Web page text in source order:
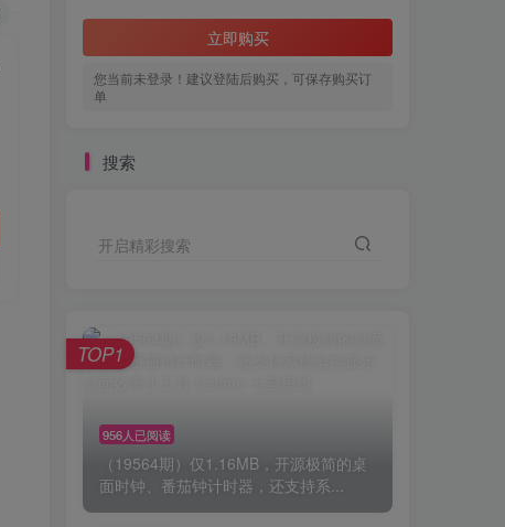
立即购买
您当前未登录！建议登陆后购买，可保存购买订
单
搜索
开启精彩搜索
956人已阅读
（19564期）仅1.16MB，开源极简的桌
面时钟、番茄钟计时器，还支持系...
TOP1